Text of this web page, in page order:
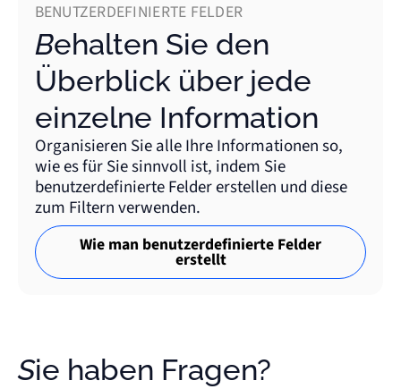
BENUTZERDEFINIERTE FELDER
Behalten Sie den
Überblick über jede
einzelne Information
Organisieren Sie alle Ihre Informationen so,
wie es für Sie sinnvoll ist, indem Sie
benutzerdefinierte Felder erstellen und diese
zum Filtern verwenden.
Wie man benutzerdefinierte Felder
erstellt
Sie haben Fragen?